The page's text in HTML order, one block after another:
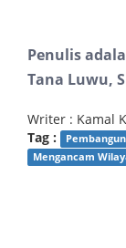
Penulis
Tana Luwu,
Writer : Kamal
Tag :
Mengancam